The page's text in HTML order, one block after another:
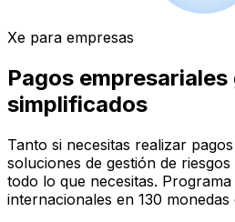
Xe para empresas
Pagos
simplificados
Tanto si necesitas realizar
soluciones de gestión de
todo lo que necesitas.
internacionales en 130 monedas